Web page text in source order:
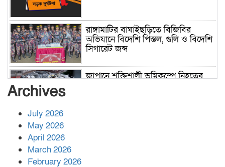
রাঙ্গামাটির বাঘাইছড়িতে বিজিবির
অভিযানে বিদেশি পিস্তল, গুলি ও বিদেশি
সিগারেট জব্দ
জাপানে শক্তিশালী ভূমিকম্পে নিহতের
Archives
July 2026
May 2026
April 2026
March 2026
February 2026